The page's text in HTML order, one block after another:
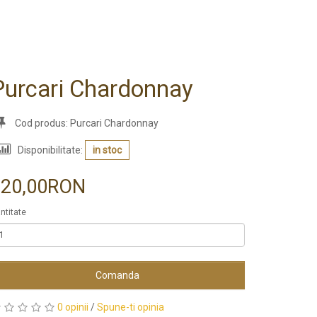
Chardonnay
Cod produs: Purcari Chardonnay
Disponibilitate: in stoc
Comanda
0 opinii /Spune-ti opinia